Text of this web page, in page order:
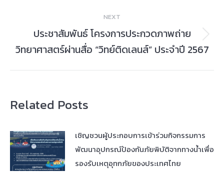
NEXT
Next
post:
ประชาสัมพันธ์ โครงการประกวดภาพถ่าย
วิทยาศาสตร์ผ่านสื่อ “วิทย์ติดเลนส์” ประจำปี 2567
Related Posts
เชิญชวนผู้ประกอบการเข้าร่วมกิจกรรมการ
พัฒนาอุปกรณ์ป้องกันภัยพิบัติจากทางน้ำเพื่อ
รองรับเหตุอุทกภัยของประเทศไทย